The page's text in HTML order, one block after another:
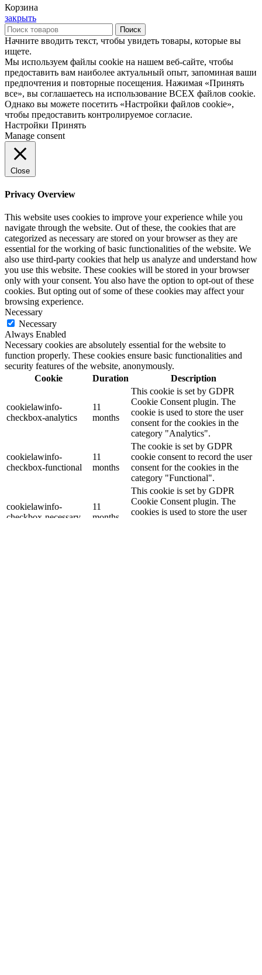
Корзина
закрыть
Поиск
Начните вводить текст, чтобы увидеть товары, которые вы
ищете.
Мы используем файлы cookie на нашем веб-сайте, чтобы
предоставить вам наиболее актуальный опыт, запоминая ваши
предпочтения и повторные посещения. Нажимая «Принять
все», вы соглашаетесь на использование ВСЕХ файлов cookie.
Однако вы можете посетить «Настройки файлов cookie»,
чтобы предоставить контролируемое согласие.
Настройки Принять
Manage consent
Close
Privacy Overview
This website uses cookies to improve your experience while you
navigate through the website. Out of these, the cookies that are
categorized as necessary are stored on your browser as they are
essential for the working of basic functionalities of the website. We
also use third-party cookies that help us analyze and understand how
you use this website. These cookies will be stored in your browser
only with your consent. You also have the option to opt-out of these
cookies. But opting out of some of these cookies may affect your
browsing experience.
Necessary
Necessary
Always Enabled
Necessary cookies are absolutely essential for the website to
function properly. These cookies ensure basic functionalities and
security features of the website, anonymously.
Cookie
Duration Description
cookielawinfo-
checkbox-analytics
11
months
This cookie is set by GDPR
Cookie Consent plugin. The
cookie is used to store the user
consent for the cookies in the
category "Analytics".
cookielawinfo-
checkbox-functional
11
months
The cookie is set by GDPR
cookie consent to record the user
consent for the cookies in the
category "Functional".
cookielawinfo-
checkbox-necessary
11
months
This cookie is set by GDPR
Cookie Consent plugin. The
cookies is used to store the user